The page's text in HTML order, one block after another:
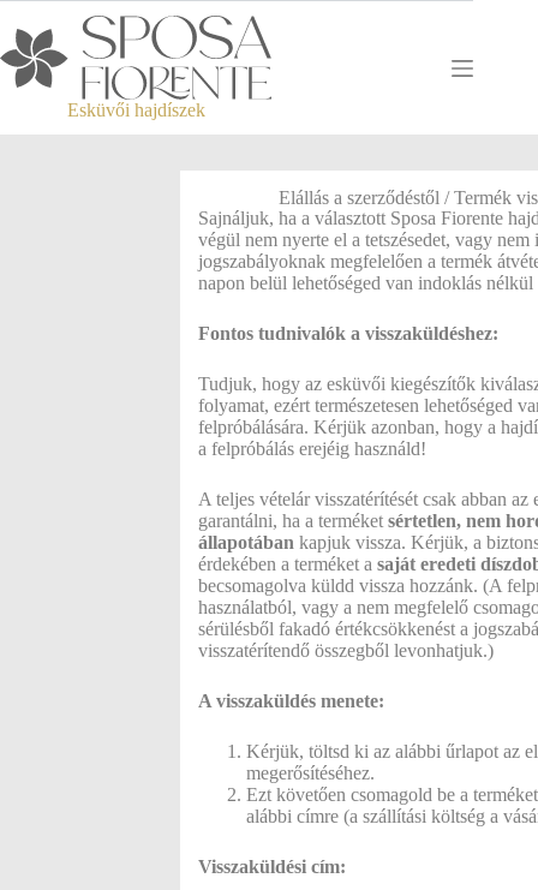
Esküvői hajdíszek
Elállás a szerződéstől / Termék
Sajnáljuk, ha a választott Sposa Fiorente
végül nem nyerte el a tetszésedet, vagy
jogszabályoknak megfelelően a termék
napon belül lehetőséged van indoklás
Fontos tudnivalók a visszaküldéshez:
Tudjuk, hogy az esküvői kiegészítők
folyamat, ezért természetesen lehetőséged
felpróbálására. Kérjük azonban, hogy a
a felpróbálás erejéig használd!
A teljes vételár visszatérítését csak abban az
garantálni, ha a terméket sértetlen, nem
állapotában kapjuk vissza. Kérjük, a
érdekében a terméket a saját eredeti
becsomagolva küldd vissza hozzánk. (A
használatból, vagy a nem megfelelő
sérülésből fakadó értékcsökkenést a
visszatérítendő összegből levonhatjuk.)
A visszaküldés menete:
Kérjük, töltsd ki az alábbi űrlapot az
megerősítéséhez.
Ezt követően csomagold be a
alábbi címre (a szállítási költség a
Visszaküldési cím: